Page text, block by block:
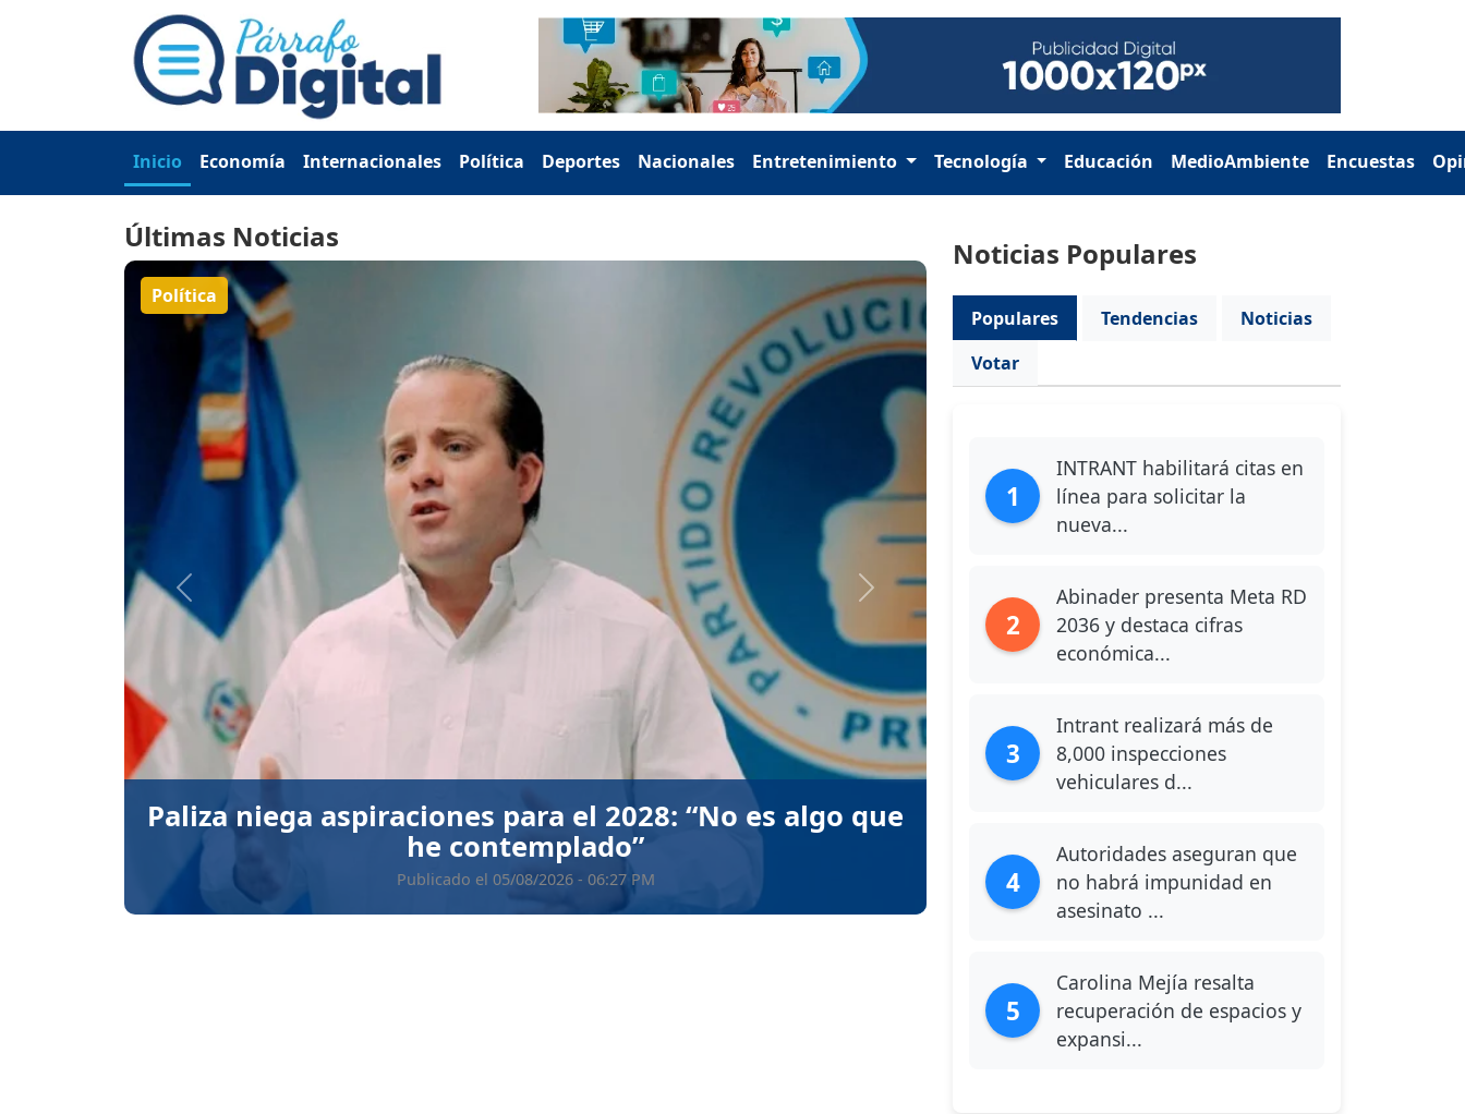
Inicio Economía Internacionales Política Deportes Nacionales Entretenimiento Tecnología Educación MedioAmbiente Encuestas
Últimas Noticias
Deportes
Dahiana Ortiz gana oro y abre la halterofilia para RD
en Santo Domingo 2026
Publicado el 05/08/2026 - 06:26 PM
Anterior Siguiente
Noticias Populares
Populares Tendencias
Noticias
Votar
1
INTRANT habilitará citas en
línea para solicitar la
nueva...
2
Abinader presenta Meta RD
2036 y destaca cifras
económica...
3
Intrant realizará más de
8,000 inspecciones
vehiculares d...
4
Autoridades aseguran que
no habrá impunidad en
asesinato ...
5
Carolina Mejía resalta
recuperación de espacios y
expansi...